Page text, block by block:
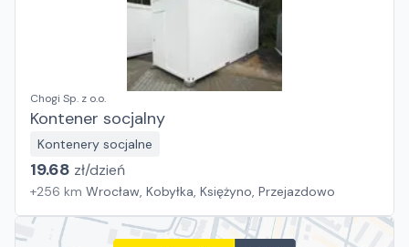
Chogi Sp. z o.o.
Kontener socjalny
Kontenery socjalne
19.68 zł/dzień
+256 km Wrocław, Kobyłka, Księżyno, Przejazdowo